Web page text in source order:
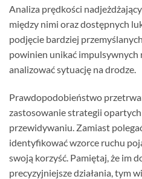
Analiza prędkości
między nimi oraz dostępnych
podjęcie bardziej
powinien unikać impulsywnych
analizować sytuację na drodze.
Prawdopodobieństwo
zastosowanie strategii
przewidywaniu. Zamiast
identyfikować wzorce ruchu
swoją korzyść. Pamiętaj, że im
precyzyjniejsze działania, tym